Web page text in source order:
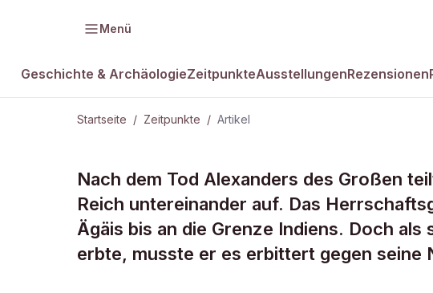
Menü
Geschichte & ArchäologieZeitpunkteAusstellungenRezensionen
Startseite / Zeitpunkte / Artikel
ZEITPUNKTE
Antiochos I.
Kelten
Nach dem Tod Alexanders des Großen
Reich untereinander auf. Das
Ägäis bis an die Grenze Indiens. Doch
erbte, musste er es erbittert gegen seine